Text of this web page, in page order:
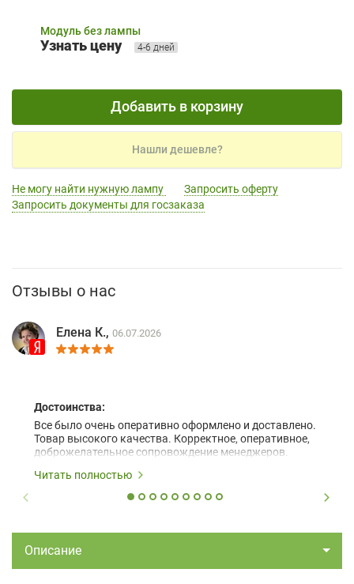
Модуль без лампы
Узнать цену 4-6 дней
Добавить в корзину
Нашли дешевле?
Не могу найти нужную лампу
Запросить оферту
Запросить документы для госзаказа
Отзывы о нас
Елена К., 06.07.2026
Достоинства:
Все было очень оперативно оформлено и доставлено.
Товар высокого качества. Корректное, оперативное,
доброжелательное сопровождение менеджеров.
Читать полностью
Описание